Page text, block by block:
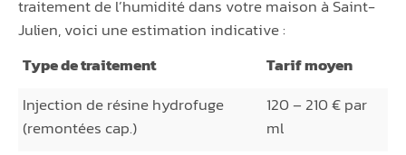
traitement de l’humidité dans votre maison à Saint-
Julien, voici une estimation indicative :
Type de traitement
Tarif moyen
Injection de résine hydrofuge
(remontées cap.)
120 – 210 € par
ml